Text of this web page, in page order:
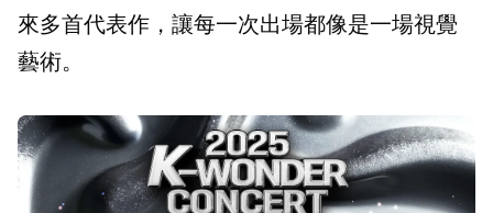
來多首代表作，讓每一次出場都像是一場視覺
藝術。